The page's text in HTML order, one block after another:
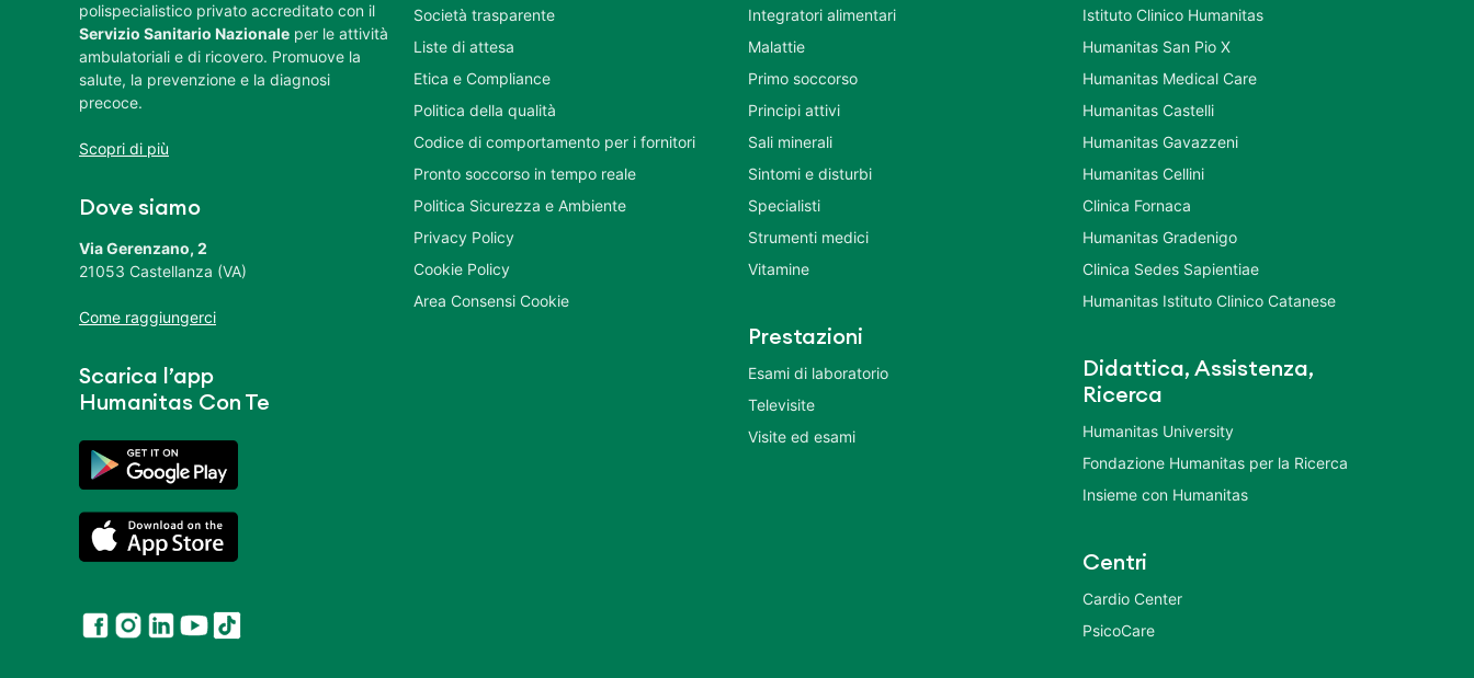
polispecialistico privato accreditato con il
Servizio Sanitario Nazionale per le attività
ambulatoriali e di ricovero. Promuove la
salute, la prevenzione e la diagnosi
precoce.
Scopri di più
Dove siamo
Via Gerenzano, 2
21053 Castellanza (VA)
Come raggiungerci
Scarica l’app
Humanitas Con Te
Società trasparente
Liste di attesa
Etica e Compliance
Politica della qualità
Codice di comportamento per i fornitori
Pronto soccorso in tempo reale
Politica Sicurezza e Ambiente
Privacy Policy
Cookie Policy
Area Consensi Cookie
Integratori alimentari
Malattie
Primo soccorso
Principi attivi
Sali minerali
Sintomi e disturbi
Specialisti
Strumenti medici
Vitamine
Prestazioni
Esami di laboratorio
Televisite
Visite ed esami
Istituto Clinico Humanitas
Humanitas San Pio X
Humanitas Medical Care
Humanitas Castelli
Humanitas Gavazzeni
Humanitas Cellini
Clinica Fornaca
Humanitas Gradenigo
Clinica Sedes Sapientiae
Humanitas Istituto Clinico Catanese
Didattica, Assistenza,
Ricerca
Humanitas University
Fondazione Humanitas per la Ricerca
Insieme con Humanitas
Centri
Cardio Center
PsicoCare